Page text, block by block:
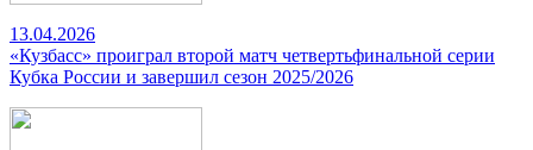
13.04.2026
«Кузбасс» проиграл второй матч четвертьфинальной серии
Кубка России и завершил сезон 2025/2026